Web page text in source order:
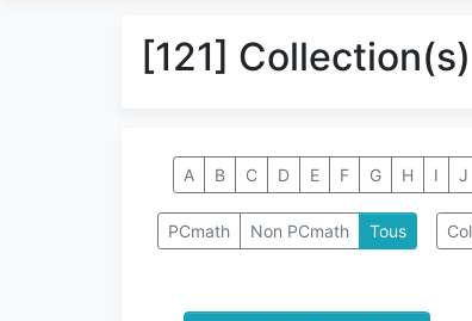
[121]
A B C D E F G H I J
PCmath Non PCmath Tous